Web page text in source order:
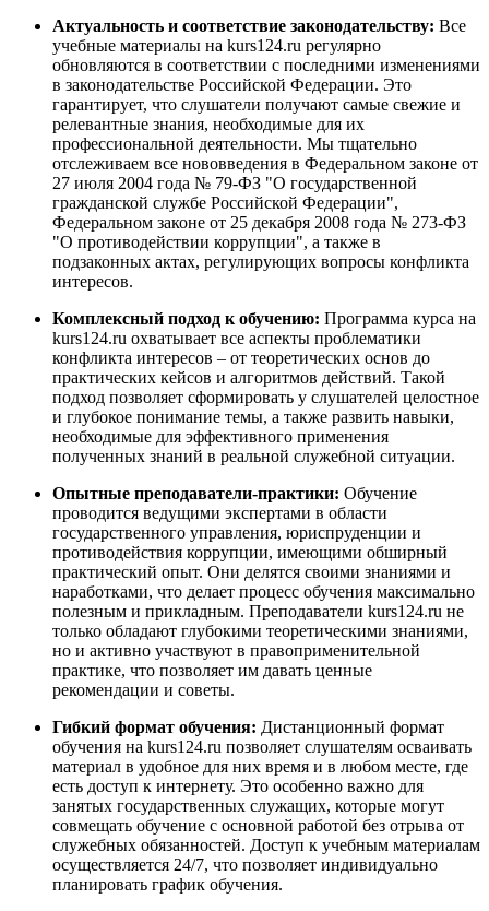
Актуальность и соответствие законодательству: Все
учебные материалы на kurs124.ru регулярно
обновляются в соответствии с последними изменениями
в законодательстве Российской Федерации. Это
гарантирует, что слушатели получают самые свежие и
релевантные знания, необходимые для их
профессиональной деятельности. Мы тщательно
отслеживаем все нововведения в Федеральном законе от
27 июля 2004 года № 79-ФЗ "О государственной
гражданской службе Российской Федерации",
Федеральном законе от 25 декабря 2008 года № 273-ФЗ
"О противодействии коррупции", а также в
подзаконных актах, регулирующих вопросы конфликта
интересов.
Комплексный подход к обучению: Программа курса на
kurs124.ru охватывает все аспекты проблематики
конфликта интересов – от теоретических основ до
практических кейсов и алгоритмов действий. Такой
подход позволяет сформировать у слушателей целостное
и глубокое понимание темы, а также развить навыки,
необходимые для эффективного применения
полученных знаний в реальной служебной ситуации.
Опытные преподаватели-практики: Обучение
проводится ведущими экспертами в области
государственного управления, юриспруденции и
противодействия коррупции, имеющими обширный
практический опыт. Они делятся своими знаниями и
наработками, что делает процесс обучения максимально
полезным и прикладным. Преподаватели kurs124.ru не
только обладают глубокими теоретическими знаниями,
но и активно участвуют в правоприменительной
практике, что позволяет им давать ценные
рекомендации и советы.
Гибкий формат обучения: Дистанционный формат
обучения на kurs124.ru позволяет слушателям осваивать
материал в удобное для них время и в любом месте, где
есть доступ к интернету. Это особенно важно для
занятых государственных служащих, которые могут
совмещать обучение с основной работой без отрыва от
служебных обязанностей. Доступ к учебным материалам
осуществляется 24/7, что позволяет индивидуально
планировать график обучения.